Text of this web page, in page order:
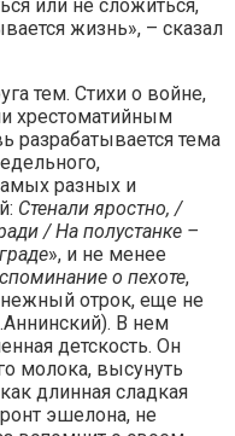
или не сложиться,
жизнь», – сказал
тем. Стихи о войне,
хрестоматийным
разрабатывается тема
разных и
Стенали яростно, /
/ На полустанке –
», и не менее
о пехоте,
отрок, еще не
В нем
детскость. Он
молока, высунуть
длинная сладкая
эшелона, не